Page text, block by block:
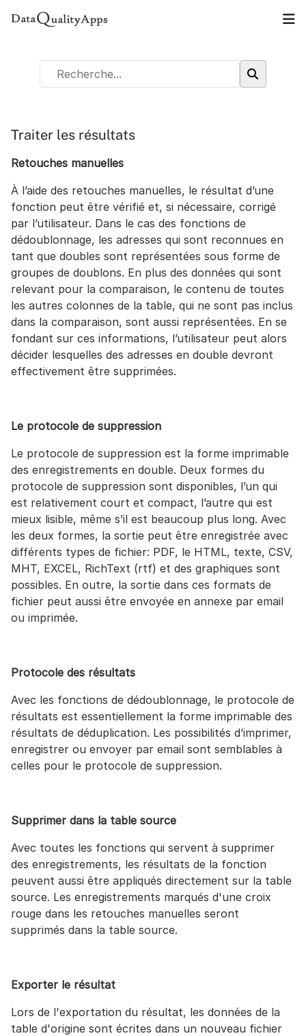
Traiter les résultats
Retouches manuelles
À l’aide des retouches manuelles, le résultat d’une
fonction peut être vérifié et, si nécessaire, corrigé
par l’utilisateur. Dans le cas des fonctions de
dédoublonnage, les adresses qui sont reconnues en
tant que doubles sont représentées sous forme de
groupes de doublons. En plus des données qui sont
relevant pour la comparaison, le contenu de toutes
les autres colonnes de la table, qui ne sont pas inclus
dans la comparaison, sont aussi représentées. En se
fondant sur ces informations, l’utilisateur peut alors
décider lesquelles des adresses en double devront
effectivement être supprimées.
Le protocole de suppression
Le protocole de suppression est la forme imprimable
des enregistrements en double. Deux formes du
protocole de suppression sont disponibles, l’un qui
est relativement court et compact, l’autre qui est
mieux lisible, même s’il est beaucoup plus long. Avec
les deux formes, la sortie peut être enregistrée avec
différents types de fichier: PDF, le HTML, texte, CSV,
MHT, EXCEL, RichText (rtf) et des graphiques sont
possibles. En outre, la sortie dans ces formats de
fichier peut aussi être envoyée en annexe par email
ou imprimée.
Protocole des résultats
Avec les fonctions de dédoublonnage, le protocole de
résultats est essentiellement la forme imprimable des
résultats de déduplication. Les possibilités d’imprimer,
enregistrer ou envoyer par email sont semblables à
celles pour le protocole de suppression.
Supprimer dans la table source
Avec toutes les fonctions qui servent à supprimer
des enregistrements, les résultats de la fonction
peuvent aussi être appliqués directement sur la table
source. Les enregistrements marqués d'une croix
rouge dans les retouches manuelles seront
supprimés dans la table source.
Exporter le résultat
Lors de l'exportation du résultat, les données de la
table d'origine sont écrites dans un nouveau fichier